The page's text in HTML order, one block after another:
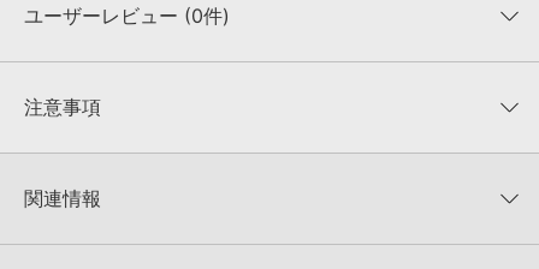
収録ファイル一覧
ユーザーレビュー (0件)
★★★★★
★5
★4
注意事項
KONTAKTフォーマットは、
でお使いいただけます。無償版のKONTAKT PLAYERではお使いい
関連情報